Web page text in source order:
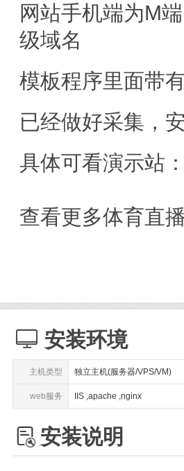
网站手机端为M
级域名
模板程序里面带
已经做好采集，
具体可看演示站
查看更多体育直
 安装环境
主机类型 独立主机(服务器/VPS/VM)
web服务 IIS ,apache ,nginx
 安装说明